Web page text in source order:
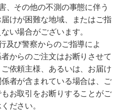
、その他の不測の事態に伴う
けが困難な地域、またはご指
い場合がございます。
及び警察からのご指導によ
からのご注文はお断りさせて
依頼主様、あるいは、お届け
者が含まれている場合は、ご
お取引をお断りすることがご
ださい。